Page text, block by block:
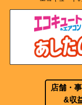
店舗・
&収